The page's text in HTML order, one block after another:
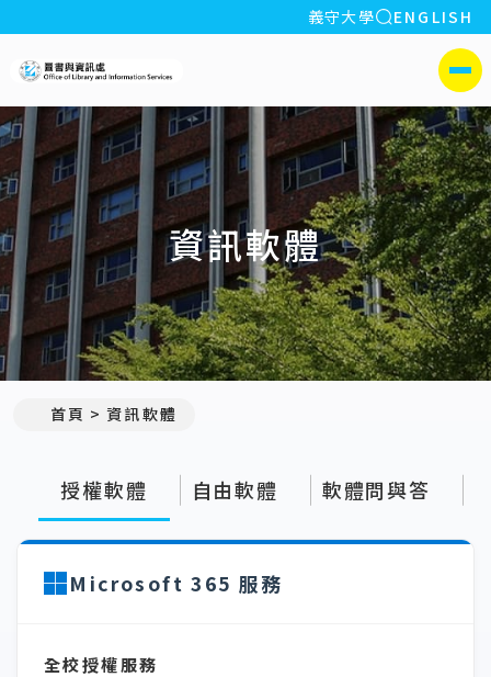
:::
義守大學 全站搜索
ENGLISH
側選單
資訊軟體
首頁 資訊軟體
授權軟體 自由軟體 軟體問與答
Microsoft 365 服務
全校授權服務